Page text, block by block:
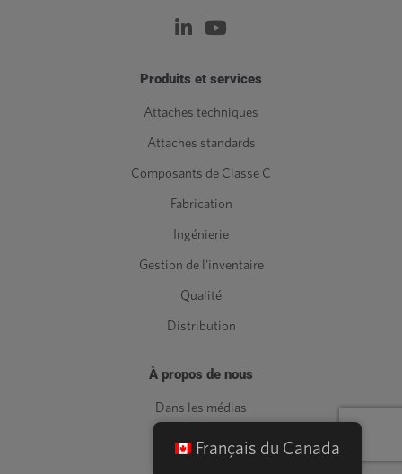
Produits et services
Attaches techniques
Attaches standards
Composants de Classe C
Fabrication
Ingénierie
Gestion de l'inventaire
Qualité
Distribution
À propos de nous
Dans les médias
Français du Canada